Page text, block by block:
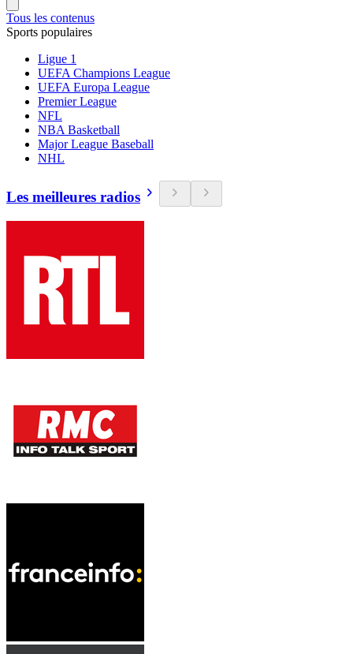
Tous les contenus
Sports populaires
Ligue 1
UEFA Champions League
UEFA Europa League
Premier League
NFL
NBA Basketball
Major League Baseball
NHL
Les meilleures radios